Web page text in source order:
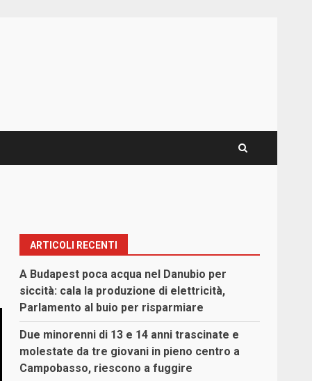
ARTICOLI RECENTI
A Budapest poca acqua nel Danubio per
siccità: cala la produzione di elettricità,
Parlamento al buio per risparmiare
Due minorenni di 13 e 14 anni trascinate e
molestate da tre giovani in pieno centro a
Campobasso, riescono a fuggire